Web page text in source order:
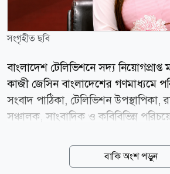
সংগৃহীত ছবি
বাংলাদেশ টেলিভিশনে সদ্য
কাজী জেসিন বাংলাদেশের গণমাধ্যমে
সংবাদ পাঠিকা, টেলিভিশন
সঞ্চালক, সাংবাদিক ও কবিবিভিন্ন
টকশোর উপস্থাপক হিসেবে তিনি
পরিচিতি লাভ করেছেন। যদিও আওয়ামী
বাকি অংশ পড়ুন